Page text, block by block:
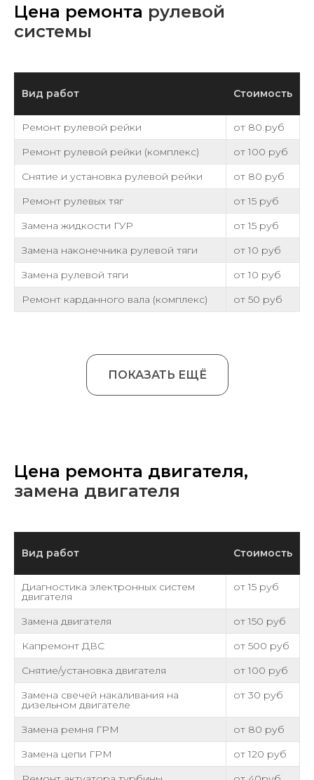
Цена ремонта рулевой
системы
Вид работ Стоимость
Ремонт рулевой рейки
от 80 руб
Ремонт рулевой рейки (комплекс)
от 100 руб
Снятие и установка рулевой рейки
от 80 руб
Ремонт рулевых тяг
от 15 руб
Замена жидкости ГУР
от 15 руб
Замена наконечника рулевой тяги
от 10 руб
Замена рулевой тяги
от 10 руб
Ремонт карданного вала (комплекс)
от 50 руб
ПОКАЗАТЬ ЕЩЁ
Цена ремонта двигателя,
замена двигателя
Вид работ Стоимость
Диагностика электронных систем
двигателя
от 15 руб
Замена двигателя
от 150 руб
Капремонт ДВС
от 500 руб
Снятие/установка двигателя
от 100 руб
Замена свечей накаливания на
дизельном двигателе
от 30 руб
Замена ремня ГРМ
от 80 руб
Замена цепи ГРМ
от 120 руб